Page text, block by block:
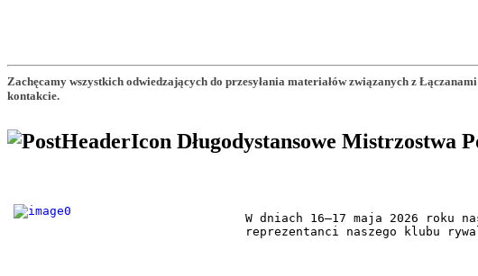
Zachęcamy wszystkich odwiedzających do przesyłania materiałów związanych z
kontakcie.
Długodystansowe Mistrzostwa
W dniach 16–17 maja 2026 roku
reprezentanci naszego klubu